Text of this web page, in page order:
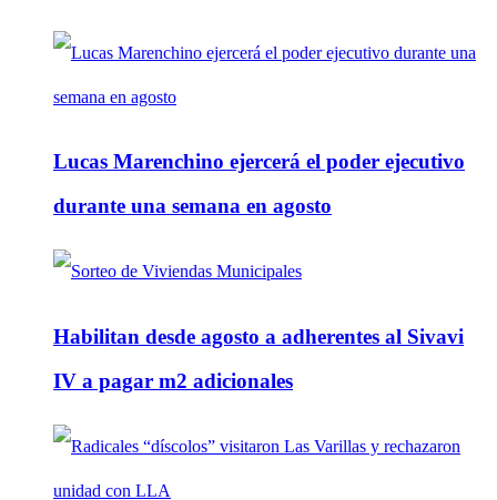
Lucas Marenchino ejercerá el poder ejecutivo
durante una semana en agosto
Habilitan desde agosto a adherentes al Sivavi
IV a pagar m2 adicionales